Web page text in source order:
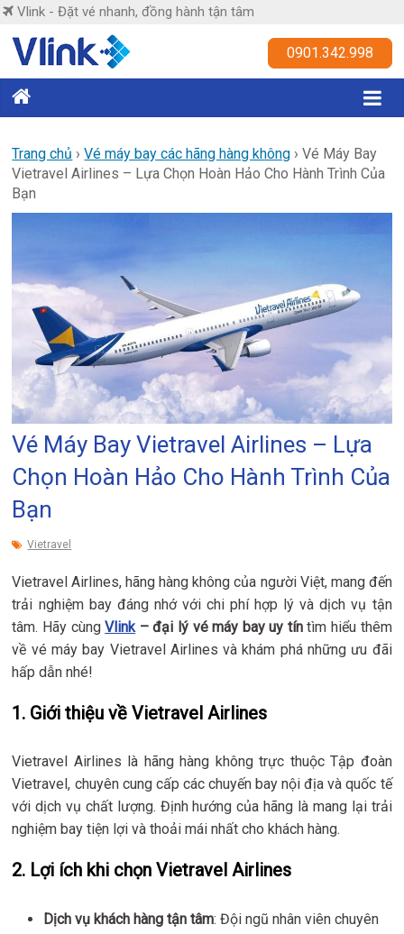
Skip
content
Vlink - Đặt vé nhanh, đồng hành tận tâm
Vlink
nhanh,
đồng
hành
tận
0901.342.998
Trang chủ ›Vé máy bay các hãng hàng không ›Vé Máy Bay
Vietravel Airlines – Lựa Chọn Hoàn Hảo Cho Hành Trình Của
Bạn
Vé Máy Bay Vietravel Airlines – Lựa
Chọn Hoàn Hảo Cho Hành Trình Của
Bạn
Vietravel
Vietravel Airlines, hãng hàng không của người Việt, mang đến
trải nghiệm bay đáng nhớ với chi phí hợp lý và dịch vụ tận
tâm. Hãy cùngVlink– đại lý vé máy bay uy tíntìm hiểu thêm
về vé máy bay Vietravel Airlines và khám phá những ưu đãi
hấp dẫn nhé!
1. Giới thiệu về Vietravel Airlines
Vietravel Airlines là hãng hàng không trực thuộc Tập đoàn
Vietravel, chuyên cung cấp các chuyến bay nội địa và quốc tế
với dịch vụ chất lượng. Định hướng của hãng là mang lại trải
nghiệm bay tiện lợi và thoải mái nhất cho khách hàng.
2. Lợi ích khi chọn Vietravel Airlines
Dịch vụ khách hàng tận tâm: Đội ngũ nhân viên chuyên